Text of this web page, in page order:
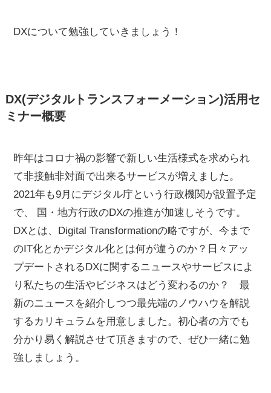
DXについて勉強していきましょう！
DX(デジタルトランスフォーメーション)活用セ
ミナー概要
昨年はコロナ禍の影響で新しい生活様式を求められ
て非接触非対面で出来るサービスが増えました。
2021年も9月にデジタル庁という行政機関が設置予定
で、 国・地方行政のDXの推進が加速しそうです。
DXとは、Digital Transformationの略ですが、今まで
のIT化とかデジタル化とは何が違うのか？日々アッ
プデートされるDXに関するニュースやサービスによ
り私たちの生活やビジネスはどう変わるのか？ 最
新のニュースを紹介しつつ最先端のノウハウを解説
するカリキュラムを用意しました。初心者の方でも
分かり易く解説させて頂きますので、ぜひ一緒に勉
強しましょう。